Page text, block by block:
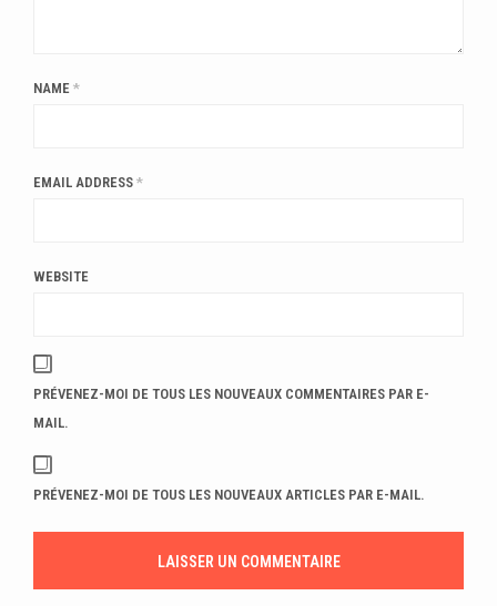
NAME *
EMAIL ADDRESS *
WEBSITE
PRÉVENEZ-MOI DE TOUS LES NOUVEAUX COMMENTAIRES PAR E-
MAIL.
PRÉVENEZ-MOI DE TOUS LES NOUVEAUX ARTICLES PAR E-MAIL.